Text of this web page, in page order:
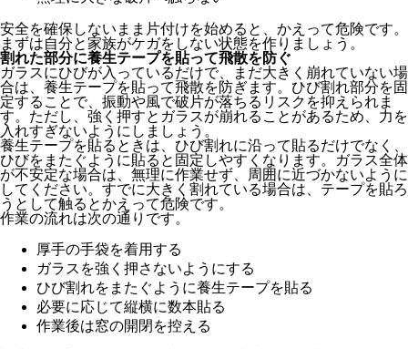
安全を確保しないまま片付けを始めると、かえって危険です。
まずは自分と家族がケガをしない状態を作りましょう。
割れた部分に養生テープを貼って飛散を防ぐ
ガラスにひびが入っているだけで、まだ大きく崩れていない場
合は、養生テープを貼って飛散を防ぎます。ひび割れ部分を固
定することで、振動や風で破片が落ちるリスクを抑えられま
す。ただし、強く押すとガラスが崩れることがあるため、力を
入れすぎないようにしましょう。
養生テープを貼るときは、ひび割れに沿って貼るだけでなく、
ひびをまたぐように貼ると固定しやすくなります。ガラス全体
が不安定な場合は、無理に作業せず、周囲に近づかないように
してください。すでに大きく割れている場合は、テープを貼ろ
うとして触るとかえって危険です。
作業の流れは次の通りです。
厚手の手袋を着用する
ガラスを強く押さないようにする
ひび割れをまたぐように養生テープを貼る
必要に応じて縦横に数本貼る
作業後は窓の開閉を控える